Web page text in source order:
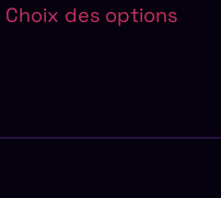
Choix des options